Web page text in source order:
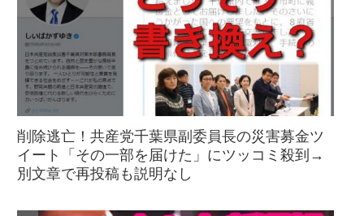
削除逃亡！共産党千葉県副委員長の災害募金ツ
イート「その一部を届けた」にツッコミ殺到→
別文章で再投稿も説明なし